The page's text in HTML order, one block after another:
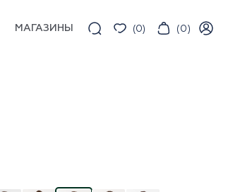
МАГАЗИНЫ (0) (0)